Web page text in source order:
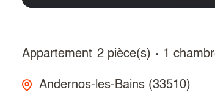
Appartement 2 pièce(s) 1
Andernos-les-Bains (33510)